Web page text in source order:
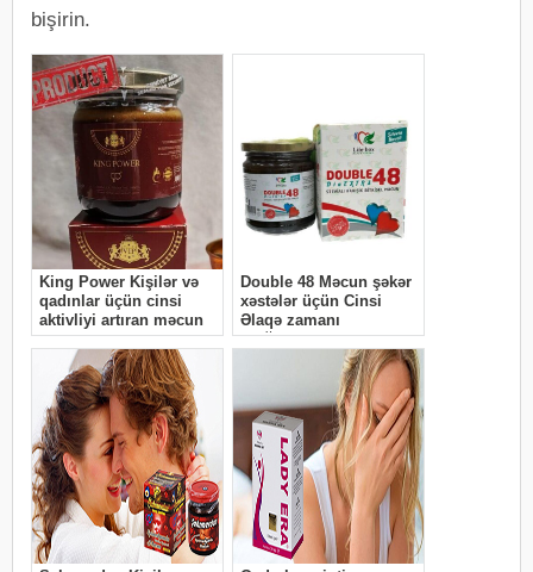
bişirin.